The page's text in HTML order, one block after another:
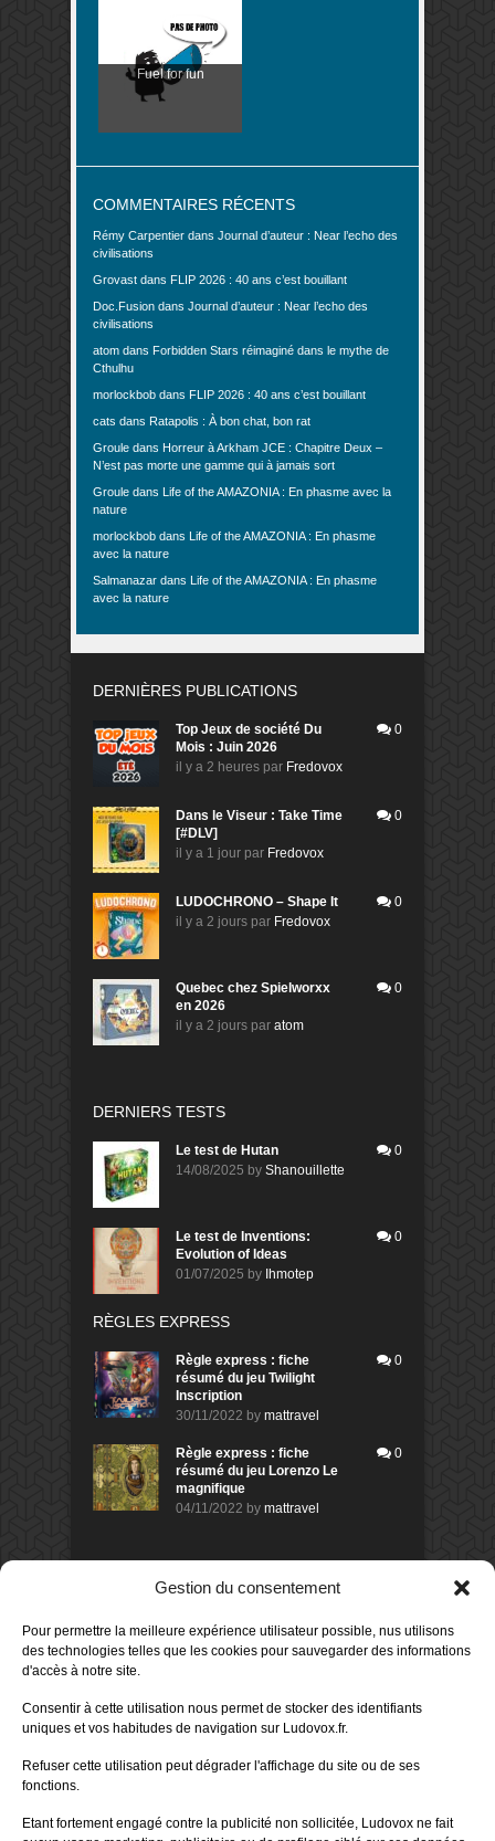
Gestion du consentement
Pour permettre la meilleure expérience utilisateur possible, nus utilisons
des technologies telles que les cookies pour sauvegarder des informations
d'accès à notre site.
Consentir à cette utilisation nous permet de stocker des identifiants
uniques et vos habitudes de navigation sur Ludovox.fr.
Refuser cette utilisation peut dégrader l'affichage du site ou de ses
fonctions.
Etant fortement engagé contre la publicité non sollicitée, Ludovox ne fait
Fuel for fun
COMMENTAIRES RÉCENTS
Rémy Carpentier dans Journal d’auteur : Near l’echo des
civilisations
Grovast dans FLIP 2026 : 40 ans c’est bouillant
Doc.Fusion dans Journal d’auteur : Near l’echo des
civilisations
atom dans Forbidden Stars réimaginé dans le mythe de
Cthulhu
morlockbob dans FLIP 2026 : 40 ans c’est bouillant
cats dans Ratapolis : À bon chat, bon rat
Groule dans Horreur à Arkham JCE : Chapitre Deux –
N’est pas morte une gamme qui à jamais sort
Groule dans Life of the AMAZONIA : En phasme avec la
nature
morlockbob dans Life of the AMAZONIA : En phasme
avec la nature
Salmanazar dans Life of the AMAZONIA : En phasme
avec la nature
DERNIÈRES PUBLICATIONS
Top Jeux de société Du
Mois : Juin 2026
il y a 2 heures par Fredovox
0
Dans le Viseur : Take Time
[#DLV]
il y a 1 jour par Fredovox
0
LUDOCHRONO – Shape It
il y a 2 jours par Fredovox
0
Quebec chez Spielworxx
en 2026
il y a 2 jours par atom
0
DERNIERS TESTS
Le test de Hutan
14/08/2025 by Shanouillette
0
Le test de Inventions:
Evolution of Ideas
01/07/2025 by Ihmotep
0
RÈGLES EXPRESS
Règle express : fiche
résumé du jeu Twilight
Inscription
30/11/2022 by mattravel
0
Règle express : fiche
résumé du jeu Lorenzo Le
magnifique
04/11/2022 by mattravel
0
DERNIERS AVIS DES MEMBRES
Avis de
Sur le jeu Collect!
il y a 1 jour
Avis demorlockbob
Sur le jeu Detective Box - Ciao
Publié leil y a 3 jours
80%
Sur le jeu Detective Box - Ciao